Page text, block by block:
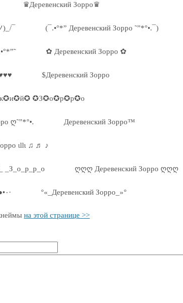
♛Деревенский Зорро♛
¯ (¯.•°*” Деревенский Зорро ˜”*°•.¯)
✿ Деревенский Зорро ✿
$Деревенский Зорро
✪З✪о✪р✪р✪о
ღ˜”*°•. Деревенский Зорро™
ιllι ♫ ♬ ♪
_З_о_р_р_о ღღღ Деревенский Зорро ღღღ
·٠•● Деревенский Зорро ●•٠· °«_Деревенский Зорро_»°
на этой странице >>